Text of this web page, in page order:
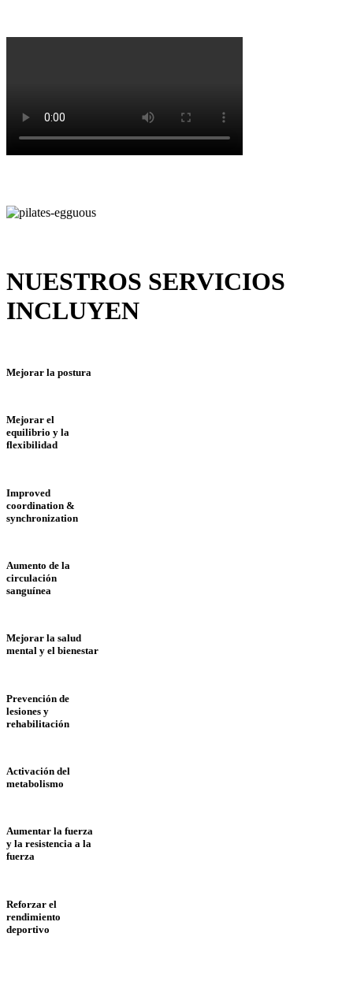
NUESTROS SERVICIOS
INCLUYEN
Mejorar la postura
Mejorar el
equilibrio y la
flexibilidad
Improved
coordination &
synchronization
Aumento de la
circulación
sanguínea
Mejorar la salud
mental y el bienestar
Prevención de
lesiones y
rehabilitación
Activación del
metabolismo
Aumentar la fuerza
y la resistencia a la
fuerza
Reforzar el
rendimiento
deportivo